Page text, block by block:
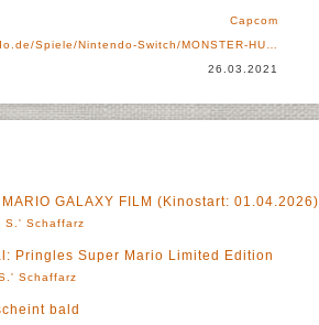
Capcom
Spiele/Nintendo-Switch/MONSTER-HU…
26.03.2021
GALAXY FILM (Kinostart: 01.04.2026)
S.' Schaffarz
Pringles Super Mario Limited Edition
Schaffarz
bald